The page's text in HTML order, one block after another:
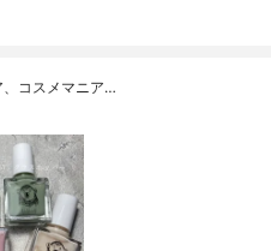
、コスメマニア…